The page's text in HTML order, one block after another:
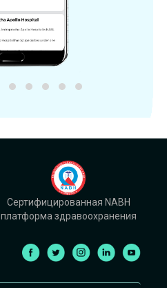
Сертифицированная NABH
платформа здравоохранения